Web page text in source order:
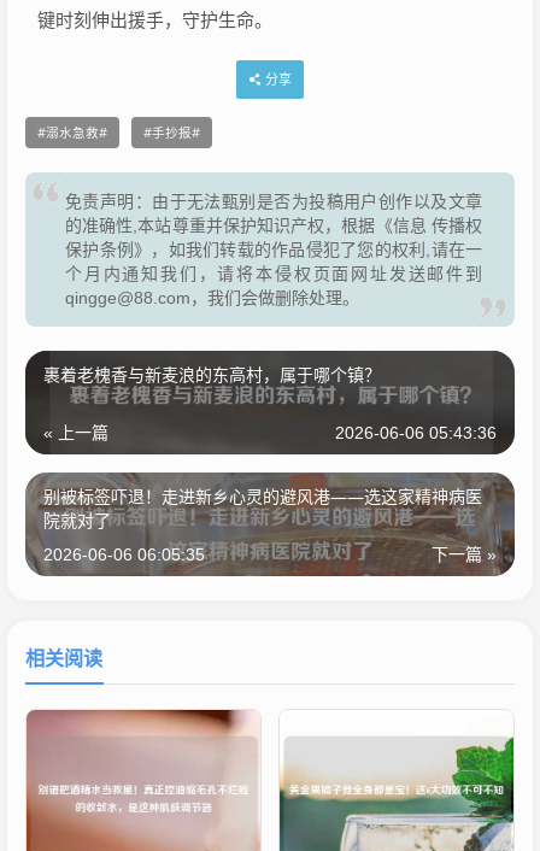
键时刻伸出援手，守护生命。
分享
溺水急救 手抄报
免责声明：由于无法甄别是否为投稿用户创作以及文章
的准确性,本站尊重并保护知识产权，根据《信息 传播权
保护条例》，如我们转载的作品侵犯了您的权利,请在一
个月内通知我们，请将本侵权页面网址发送邮件到
qingge@88.com，我们会做删除处理。
裹着老槐香与新麦浪的东高村，属于哪个镇？
« 上一篇 2026-06-06 05:43:36
别被标签吓退！走进新乡心灵的避风港——选这家精神病医
院就对了
下一篇 »
2026-06-06 06:05:35
相关阅读